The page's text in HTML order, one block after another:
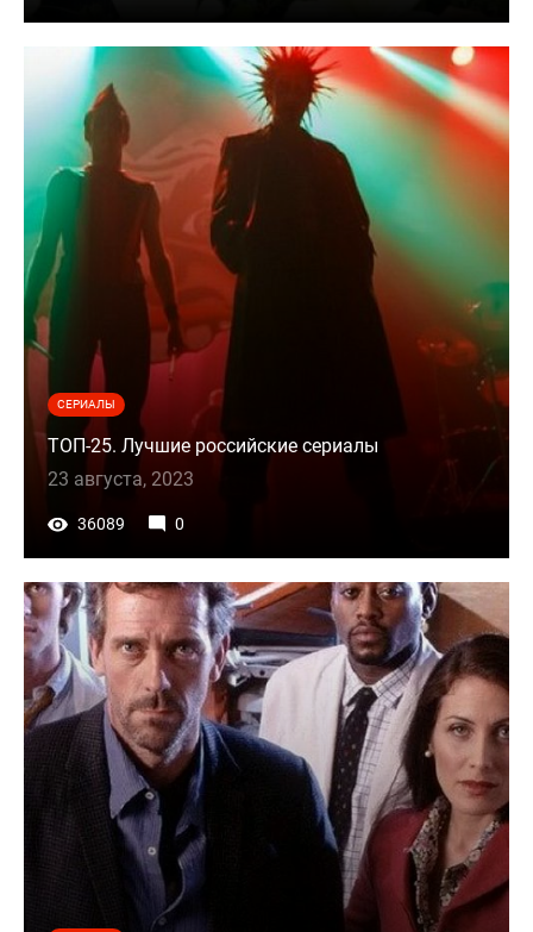
СЕРИАЛЫ
ТОП-25. Лучшие российские сериалы
23 августа, 2023
36089 0